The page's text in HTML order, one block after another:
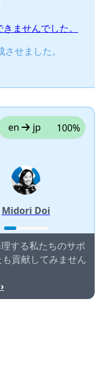
ませんでした。
せました。
en jp 100%
Midori Doi
する私たちのサポ
貢献してみません